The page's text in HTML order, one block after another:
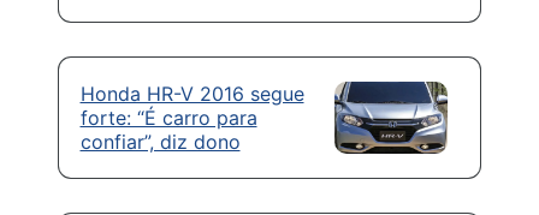
Honda HR-V 2016 segue
forte: “É carro para
confiar”, diz dono